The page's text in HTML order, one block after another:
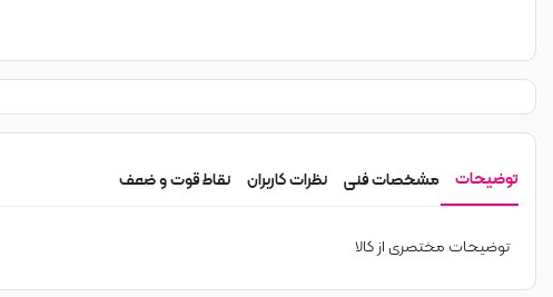
توضیحات مشخصات فنی نظرات کاربران نقاط قوت و ضعف
توضیحات مختصری از کالا